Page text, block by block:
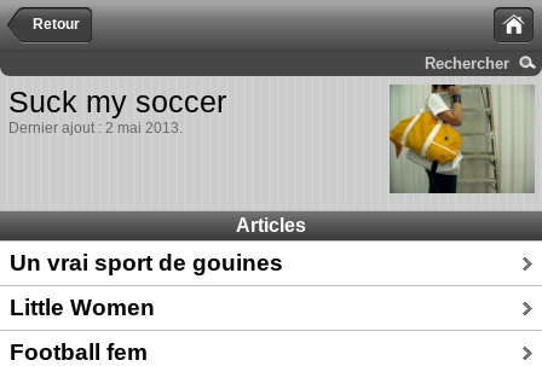
Retour
Rechercher
Suck my soccer
Dernier ajout : 2 mai 2013.
Articles
Un vrai sport de gouines
Little Women
Football fem